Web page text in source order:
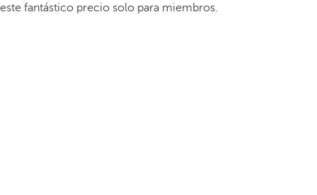
este fantástico precio solo para miembros.